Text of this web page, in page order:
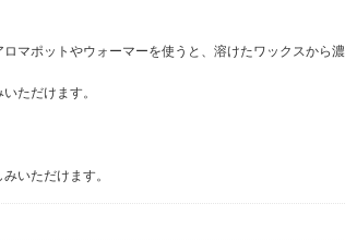
マポットやウォーマーを使うと、溶けたワックスから濃
ただけます。
いただけます。